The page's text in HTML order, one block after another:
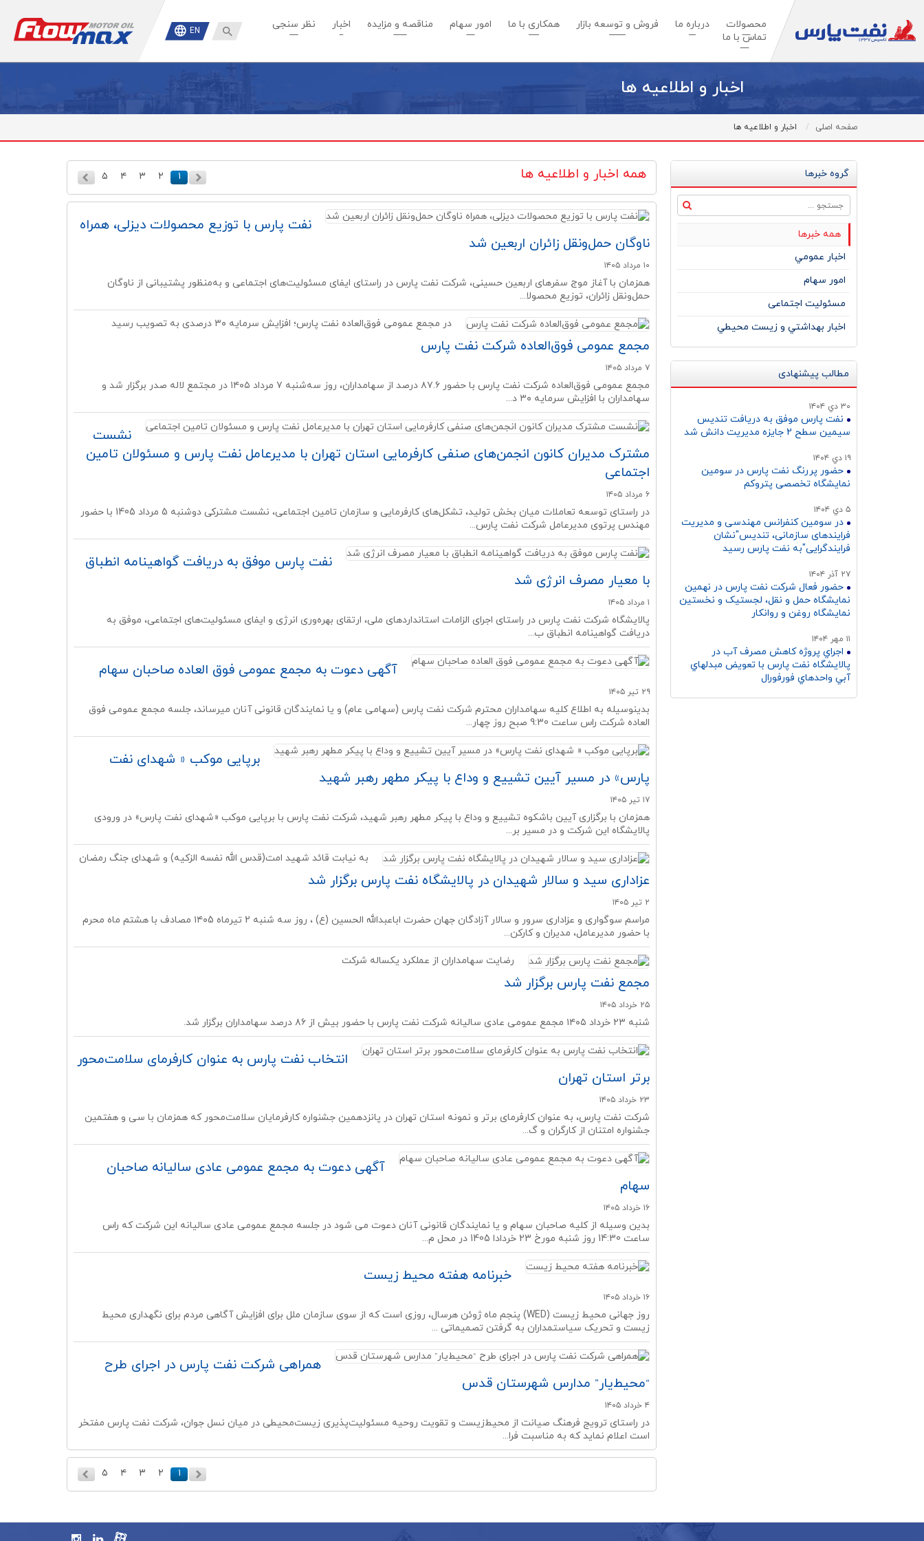
محصولات درباره ما فروش و توسعه بازار همکاری با ما امور سهام مناقصه و مزایده اخبار
نظر سنجی
تماس با ما
 EN
اخبار و اطلاعیه ها
صفحه اصلی اخبار و اطلاعیه ها
گروه خبرها
همه خبرها
اخبار عمومي
امور سهام
مسئولیت اجتماعی
اخبار بهداشتي و زيست محيطي
مطالب پیشنهادی
۳۰ دي ۱۴۰۴
نفت پارس موفق به دریافت تندیس
سیمین سطح 2 جایزه مدیریت دانش شد
۱۹ دي ۱۴۰۴
حضور پررنگ نفت پارس در سومین
نمایشگاه تخصصی پتروکم
۵ دي ۱۴۰۴
در سومین کنفرانس مهندسی و مدیریت
فرایندهای سازمانی، تندیس"نشان
فرایندگرایی"به نفت پارس رسید
۲۷ آذر ۱۴۰۴
حضور فعال شرکت نفت پارس در نهمین
نمایشگاه حمل و نقل، لجستیک و نخستین
نمایشگاه روغن و روانکار
۱۱ مهر ۱۴۰۴
اجراي پروژه كاهش مصرف آب در
پالايشگاه نفت پارس با تعویض مبدلهاي
آبي واحدهاي فورفورال
همه اخبار و اطلاعیه ها ۱ ۲ ۳ ۴ ۵
نفت پارس با توزیع محصولات دیزلی، همراه
ناوگان حمل‌ونقل زائران اربعین شد
۱۰ مرداد ۱۴۰۵
همزمان با آغاز موج سفرهای اربعین حسینی، شرکت نفت پارس در راستای ایفای مسئولیت‌های اجتماعی و به‌منظور پشتیبانی از ناوگان
حمل‌ونقل زائران، توزیع محصولا...
در مجمع عمومی فوق‌العاده نفت پارس؛ افزایش سرمایه ۳۰ درصدی به تصویب رسید
مجمع عمومی فوق‌العاده شرکت نفت پارس
۷ مرداد ۱۴۰۵
مجمع عمومی فوق‌العاده شرکت نفت پارس با حضور ۸۷.۶ درصد از سهامداران، روز سه‌شنبه ۷ مرداد ۱۴۰۵ در مجتمع لاله صدر برگزار شد و
سهامداران با افزایش سرمایه ۳۰ د...
نشست
مشترک مدیران کانون انجمن‌های صنفی کارفرمایی استان تهران با مدیرعامل نفت پارس و مسئولان تامین
اجتماعی
۶ مرداد ۱۴۰۵
در راستای توسعه تعاملات میان بخش تولید، تشکل‌های کارفرمایی و سازمان تامین اجتماعی، نشست مشترکی دوشنبه 5 مرداد 1405 با حضور
مهندس پرتوی مدیرعامل شرکت نفت پارس...
نفت پارس موفق به دریافت گواهینامه انطباق
با معیار مصرف انرژی شد
۱ مرداد ۱۴۰۵
پالایشگاه شرکت نفت پارس در راستای اجرای الزامات استانداردهای ملی، ارتقای بهره‌وری انرژی و ایفای مسئولیت‌های اجتماعی، موفق به
دریافت گواهینامه انطباق ب...
آگهی دعوت به مجمع عمومی فوق العاده صاحبان سهام
۲۹ تير ۱۴۰۵
بدینوسیله به اطلاع کلیه سهامداران محترم شرکت نفت پارس (سهامی عام) و یا نمایندگان قانونی آنان میرساند، جلسه مجمع عمومی فوق
العاده شرکت راس ساعت 9:30 صبح روز چهار...
برپایی موکب « شهدای نفت
پارس» در مسیر آیین تشییع و وداع با پیکر مطهر رهبر شهید
۱۷ تير ۱۴۰۵
همزمان با برگزاری آیین باشکوه تشییع و وداع با پیکر مطهر رهبر شهید، شرکت نفت پارس با برپایی موکب «شهدای نفت پارس» در ورودی
پالایشگاه این شرکت و در مسیر بر...
به نیابت قائد شهید امت(قدس الله نفسه الزکیه) و شهدای جنگ رمضان
عزاداری سید و سالار شهیدان در پالایشگاه نفت پارس برگزار شد
۲ تير ۱۴۰۵
مراسم سوگواری و عزاداری سرور و سالار آزادگان جهان حضرت اباعبدالله الحسین (ع) ، روز سه شنبه 2 تیرماه ۱۴۰5 مصادف با هشتم ماه محرم
با حضور مدیرعامل، مدیران و کارکن...
رضایت سهامداران از عملکرد یکساله شرکت
مجمع نفت پارس برگزار شد
۲۵ خرداد ۱۴۰۵
شنبه ۲۳ خرداد ۱۴۰۵ مجمع عمومی عادی سالیانه شرکت نفت پارس با حضور بیش از ۸۶ درصد سهامداران برگزار شد.
انتخاب نفت پارس به عنوان کارفرمای سلامت‌محور
برتر استان تهران
۲۳ خرداد ۱۴۰۵
شرکت نفت پارس، به عنوان کارفرمای برتر و نمونه استان تهران در پانزدهمین جشنواره کارفرمایان سلامت‌محور که همزمان با سی و هفتمین
جشنواره امتنان از کارگران و گ...
آگهی دعوت به مجمع عمومی عادی سالیانه صاحبان
سهام
۱۶ خرداد ۱۴۰۵
بدین وسیله از کلیه صاحبان سهام و یا نمایندگان قانونی آنان دعوت می شود در جلسه مجمع عمومی عادی سالیانه این شرکت که راس
ساعت 14:30 روز شنبه مورخ 23 خردادا 1405 در محل م...
خبرنامه هفته محیط زیست
۱۶ خرداد ۱۴۰۵
روز جهانی محیط زیست (WED) پنجم ماه ژوئن هرسال، روزی است که از سوی سازمان ملل برای افزایش آگاهی مردم برای نگهداری محیط
زیست و تحریک سیاستمداران به گرفتن تصمیماتی ...
همراهی شرکت نفت پارس در اجرای طرح
“محیط‌یار” مدارس شهرستان قدس
۴ خرداد ۱۴۰۵
در راستای ترویج فرهنگ صیانت از محیط‌زیست و تقویت روحیه مسئولیت‌پذیری زیست‌محیطی در میان نسل جوان، شرکت نفت پارس مفتخر
است اعلام نماید که به مناسبت فرا...
۱ ۲ ۳ ۴ ۵